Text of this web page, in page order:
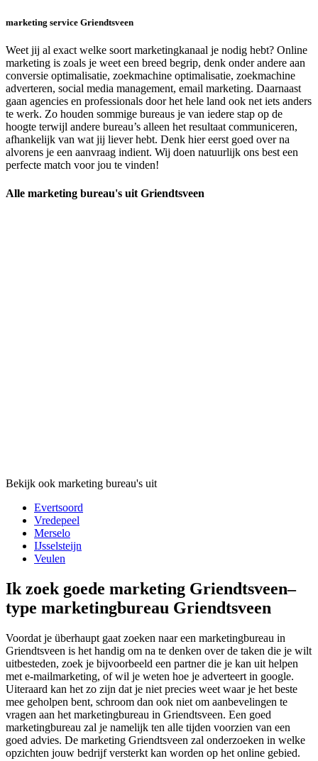
marketing service Griendtsveen
Weet jij al exact welke soort marketingkanaal je nodig hebt? Online
marketing is zoals je weet een breed begrip, denk onder andere aan
conversie optimalisatie, zoekmachine optimalisatie, zoekmachine
adverteren, social media management, email marketing. Daarnaast
gaan agencies en professionals door het hele land ook net iets anders
te werk. Zo houden sommige bureaus je van iedere stap op de
hoogte terwijl andere bureau’s alleen het resultaat communiceren,
afhankelijk van wat jij liever hebt. Denk hier eerst goed over na
alvorens je een aanvraag indient. Wij doen natuurlijk ons best een
perfecte match voor jou te vinden!
Alle marketing bureau's uit Griendtsveen
Bekijk ook marketing bureau's uit
Evertsoord
Vredepeel
Merselo
IJsselsteijn
Veulen
Ik zoek goede marketing Griendtsveen–
type marketingbureau Griendtsveen
Voordat je überhaupt gaat zoeken naar een marketingbureau in
Griendtsveen is het handig om na te denken over de taken die je wilt
uitbesteden, zoek je bijvoorbeeld een partner die je kan uit helpen
met e-mailmarketing, of wil je weten hoe je adverteert in google.
Uiteraard kan het zo zijn dat je niet precies weet waar je het beste
mee geholpen bent, schroom dan ook niet om aanbevelingen te
vragen aan het marketingbureau in Griendtsveen. Een goed
marketingbureau zal je namelijk ten alle tijden voorzien van een
goed advies. De marketing Griendtsveen zal onderzoeken in welke
opzichten jouw bedrijf versterkt kan worden op het online gebied.